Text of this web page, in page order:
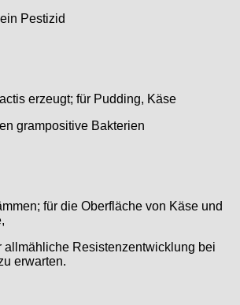
Pestizid
erzeugt; für Pudding, Käse
grampositive Bakterien
für die Oberfläche von Käse und
allmähliche Resistenzentwicklung bei
erwarten.